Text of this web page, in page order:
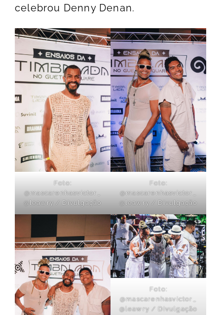
celebrou Denny Denan.
Foto:
@mascarenhasvictor_
@leawry / Divulgação
Foto:
@mascarenhasvictor_
@leawry / Divulgação
Foto:
@mascarenhasvictor_
@leawry / Divulgação